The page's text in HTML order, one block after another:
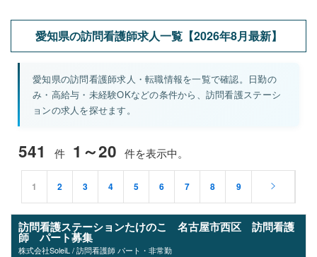
愛知県の訪問看護師求人一覧【2026年8月最新】
愛知県の訪問看護師求人・転職情報を一覧で確認。日勤の
み・高給与・未経験OKなどの条件から、訪問看護ステーシ
ョンの求人を探せます。
541 件 1～20 件を表示中。
1 2 3 4 5 6 7 8 9
訪問看護ステーションたけのこ 名古屋市西区 訪問看護
師 パート募集
株式会社SoleiL / 訪問看護師 パート・非常勤